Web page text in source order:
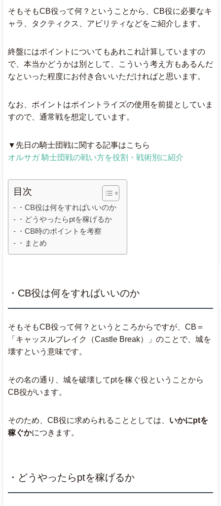
そもそもCB役って何？ということから、CB役に必要なキ
ャラ、タクティクス、アビリティなどをご紹介します。
終盤にはポイントについてもあれこれ計算していますの
で、本当かどうかは別として、こういう考え方もあるんだ
なといった程度にお付き合いいただければと思います。
なお、ポイントはポイントライズの使用を前提としていま
すので、通常戦を想定しています。
▼先日の騎士団戦に関する記事はこちら
オルサガ 騎士団戦の戦い方を役割・戦術別に紹介
目次
・CB役は何をすればいいのか
・どうやったらptを稼げるか
・CB時のポイントを考察
・まとめ
・CB役は何をすればいいのか
そもそもCB役って何？というところからですが、CB＝
「キャッスルブレイク（Castle Break）」のことで、城を
壊すという意味です。
その名の通り、城を破壊してptを稼ぐ役ということから
CB役がいます。
そのため、CB役に求められることとしては、 いかにptを
稼ぐかにつきます。
・どうやったらptを稼げるか